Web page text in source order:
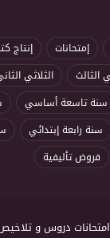
إمتحانات إنتاج
الثالث الثلاثي
سنة تاسعة أساسي
سنة رابعة إبتدائي
فروض تأليفية